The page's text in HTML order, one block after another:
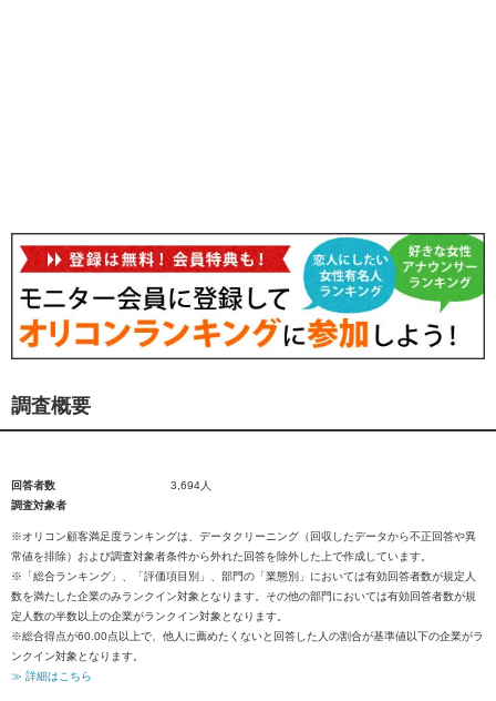
調査概要
回答者数
3,694人
調査対象者
※オリコン顧客満足度ランキングは、データクリーニング（回収したデータから不正回答や異
常値を排除）および調査対象者条件から外れた回答を除外した上で作成しています。
※「総合ランキング」、「評価項目別」、部門の「業態別」においては有効回答者数が規定人
数を満たした企業のみランクイン対象となります。その他の部門においては有効回答者数が規
定人数の半数以上の企業がランクイン対象となります。
※総合得点が60.00点以上で、他人に薦めたくないと回答した人の割合が基準値以下の企業がラ
ンクイン対象となります。
≫ 詳細はこちら